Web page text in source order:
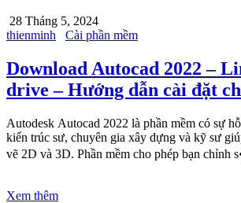
28 Tháng 5, 2024
thienminh
Cài phần mềm
Download Autocad 2022 –
drive – Hướng dẫn cài đặt
Autodesk Autocad 2022 là phần mềm có sự
kiến ​​trúc sư, chuyên gia xây dựng và kỹ sư
vẽ 2D và 3D. Phần mềm cho phép bạn chỉnh
Xem thêm